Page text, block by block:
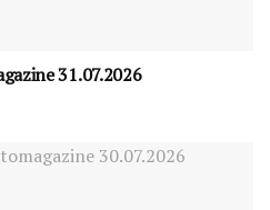
31.07.2026